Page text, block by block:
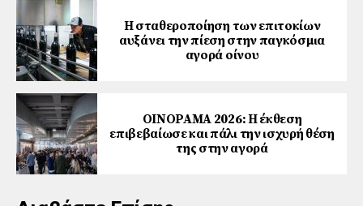
Η σταθεροποίηση των επιτοκίων
αυξάνει την πίεση στην παγκόσμια
αγορά οίνου
ΟΙΝΟΡΑΜΑ 2026: Η έκθεση
επιβεβαίωσε και πάλι την ισχυρή θέση
της στην αγορά